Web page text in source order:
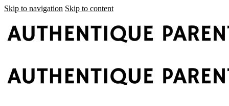
Skip to navigation Skip to content